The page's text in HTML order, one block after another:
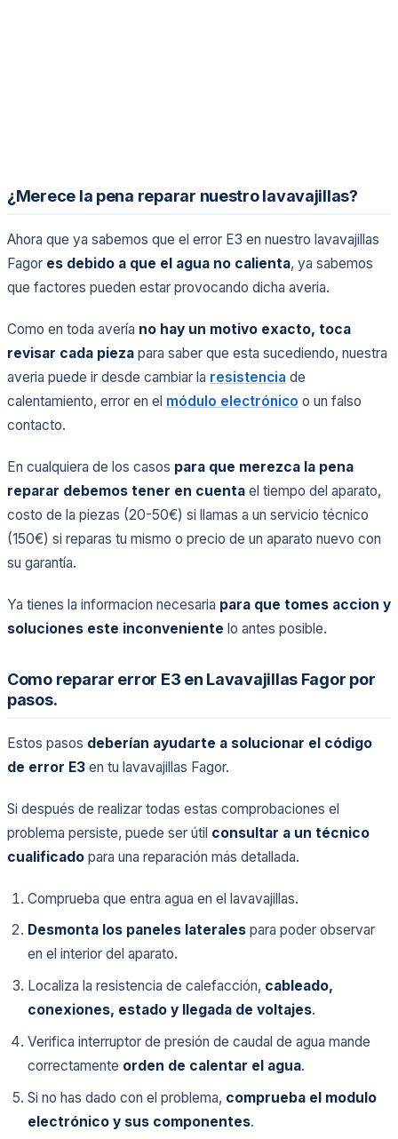
¿Merece la pena reparar nuestro lavavajillas?
Ahora que ya sabemos que el error E3 en nuestro lavavajillas
Fagor es debido a que el agua no calienta, ya sabemos
que factores pueden estar provocando dicha averia.
Como en toda avería no hay un motivo exacto, toca
revisar cada pieza para saber que esta sucediendo, nuestra
averia puede ir desde cambiar la resistencia de
calentamiento, error en el módulo electrónico o un falso
contacto.
En cualquiera de los casos para que merezca la pena
reparar debemos tener en cuenta el tiempo del aparato,
costo de la piezas (20-50€) si llamas a un servicio técnico
(150€) si reparas tu mismo o precio de un aparato nuevo con
su garantía.
Ya tienes la informacion necesaria para que tomes accion y
soluciones este inconveniente lo antes posible.
Como reparar error E3 en Lavavajillas Fagor por
pasos.
Estos pasos deberían ayudarte a solucionar el código
de error E3 en tu lavavajillas Fagor.
Si después de realizar todas estas comprobaciones el
problema persiste, puede ser útil consultar a un técnico
cualificado para una reparación más detallada.
Comprueba que entra agua en el lavavajillas.
Desmonta los paneles lateralespara poder observar
en el interior del aparato.
Localiza la resistencia de calefacción, cableado,
conexiones, estado y llegada de voltajes.
Verifica interruptor de presión de caudal de agua mande
correctamente orden de calentar el agua.
Si no has dado con el problema, comprueba el modulo
electrónico y sus componentes.